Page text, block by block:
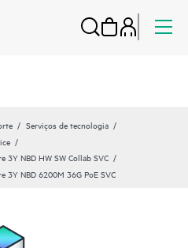
Serviços de tecnologia
3Y NBD HW SW Collab SVC
3Y NBD 6200M 36G PoE SVC